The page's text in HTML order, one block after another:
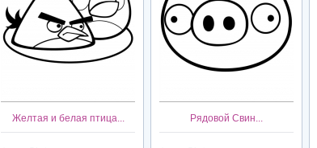
Желтая и белая птица... Рядовой Свин...